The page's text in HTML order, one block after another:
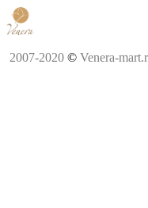
2007-2020 © Venera-